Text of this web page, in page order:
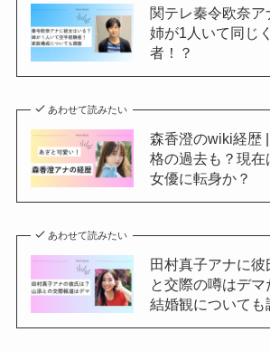
関テレ秦令欧奈ア
姉が1人いて同じ
者！？
あわせて読みたい
森香澄のwiki経歴
格の過去も？現
女優に転身か？
あわせて読みたい
田村真子アナに
と交際の噂はデ
結婚観についても